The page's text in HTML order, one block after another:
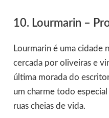
10. Lourmarin –
Lourmarin é uma cidade
cercada por oliveiras e
última morada do
um charme todo
ruas cheias de vida.